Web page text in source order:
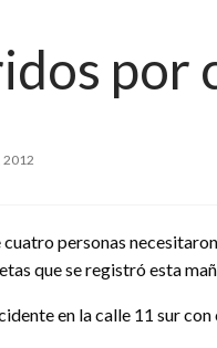
por
2012
personas
que se registró esta
en la calle 11 sur